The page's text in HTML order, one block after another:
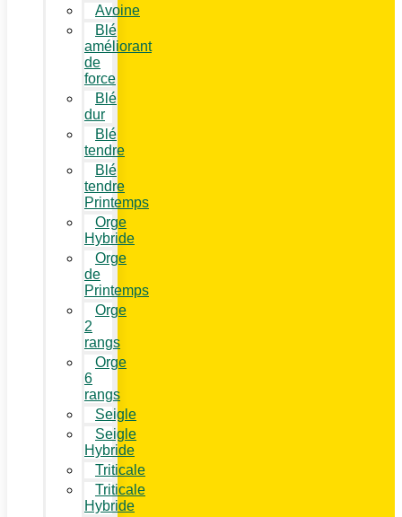
Avoine
Blé
améliorant
de
force
Blé
dur
Blé
tendre
Blé
tendre
Printemps
Orge
Hybride
Orge
de
Printemps
Orge
2
rangs
Orge
6
rangs
Seigle
Seigle
Hybride
Triticale
Triticale
Hybride